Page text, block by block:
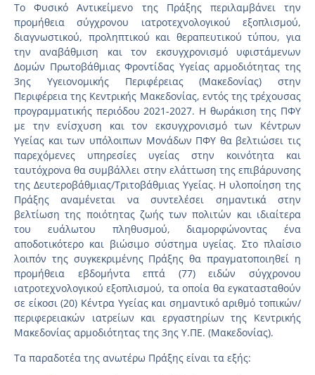
Το Φυσικό Αντικείμενο της Πράξης περιλαμβάνει την
προμήθεια σύγχρονου ιατροτεχνολογικού εξοπλισμού,
διαγνωστικού, προληπτικού και θεραπευτικού τύπου, για
την αναβάθμιση και τον εκσυγχρονισμό υφιστάμενων
Δομών Πρωτοβάθμιας Φροντίδας Υγείας αρμοδιότητας της
3ης Υγειονομικής Περιφέρειας (Μακεδονίας) στην
Περιφέρεια της Κεντρικής Μακεδονίας, εντός της τρέχουσας
προγραμματικής περιόδου 2021-2027. Η θωράκιση της ΠΦΥ
με την ενίσχυση και τον εκσυγχρονισμό των Κέντρων
Υγείας και των υπόλοιπων Μονάδων ΠΦΥ θα βελτιώσει τις
παρεχόμενες υπηρεσίες υγείας στην κοινότητα και
ταυτόχρονα θα συμβάλλει στην ελάττωση της επιβάρυνσης
της Δευτεροβάθμιας/Τριτοβάθμιας Υγείας. Η υλοποίηση της
Πράξης αναμένεται να συντελέσει σημαντικά στην
βελτίωση της ποιότητας ζωής των πολιτών και ιδιαίτερα
του ευάλωτου πληθυσμού, διαμορφώνοντας ένα
αποδοτικότερο και βιώσιμο σύστημα υγείας. Στο πλαίσιο
λοιπόν της συγκεκριμένης Πράξης θα πραγματοποιηθεί η
προμήθεια εβδομήντα επτά (77) ειδών σύγχρονου
ιατροτεχνολογικού εξοπλισμού, τα οποία θα εγκατασταθούν
σε είκοσι (20) Κέντρα Υγείας και σημαντικό αριθμό τοπικών/
περιφερειακών ιατρείων και εργαστηρίων της Κεντρικής
Μακεδονίας αρμοδιότητας της 3ης Υ.ΠΕ. (Μακεδονίας).
Τα παραδοτέα της ανωτέρω Πράξης είναι τα εξής: